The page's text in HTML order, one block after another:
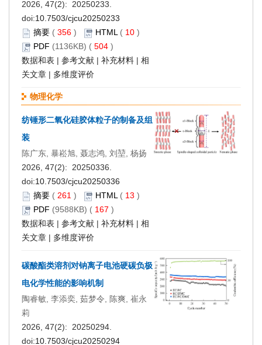
2026, 47(2): 20250233.
doi:10.7503/cjcu20250233
摘要 ( 356 ) HTML( 10 )
PDF (1136KB) ( 504 )
数据和表 | 参考文献 | 补充材料 | 相
关文章 | 多维度评价
物理化学
纺锤形二氧化硅胶体粒子的制备及组
装
陈广东, 暴崧旭, 聂志鸿, 刘堃, 杨扬
2026, 47(2): 20250336.
doi:10.7503/cjcu20250336
摘要 ( 261 ) HTML( 13 )
PDF (9588KB) ( 167 )
数据和表 | 参考文献 | 补充材料 | 相
关文章 | 多维度评价
碳酸酯类溶剂对钠离子电池硬碳负极
电化学性能的影响机制
陶睿敏, 李添奕, 茹梦令, 陈爽, 崔永
莉
2026, 47(2): 20250294.
doi:10.7503/cjcu20250294